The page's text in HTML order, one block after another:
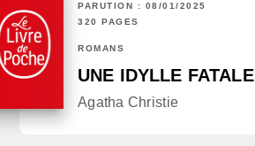
PARUTION : 08/01/2025
320 PAGES
ROMANS
UNE IDYLLE FATALE
Agatha Christie